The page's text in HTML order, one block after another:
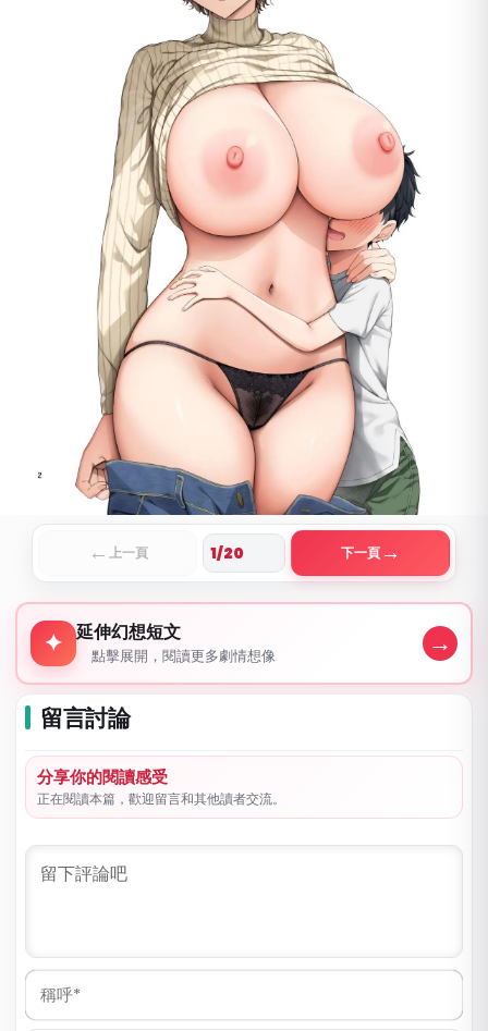
← 上一頁 下一頁→
延伸幻想短文
✦ 延伸幻想短文
點擊展開，閱讀更多劇情想像 →
留言討論
分享你的閱讀感受
正在閱讀本篇，歡迎留言和其他讀者交流。